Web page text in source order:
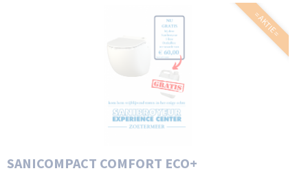
= AKTIE =
SANICOMPACT COMFORT ECO+